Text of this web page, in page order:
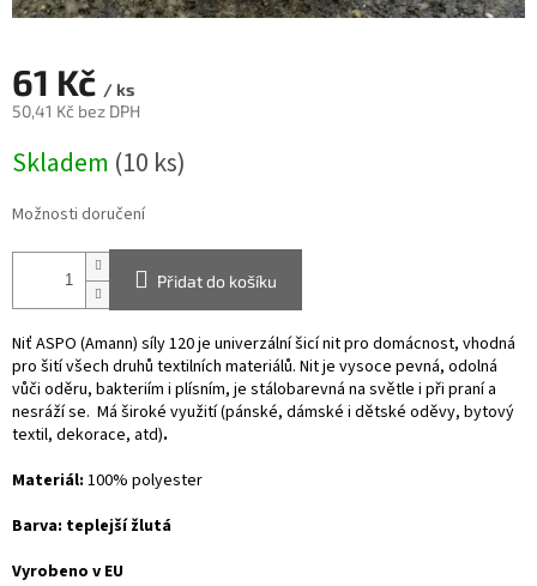
61 Kč / ks
50,41 Kč bez DPH
cena:
Skladem (10 ks)
Možnosti doručení
Přidat do košíku
Niť ASPO (Amann) síly 120 je univerzální šicí nit pro domácnost, vhodná
pro šití všech druhů textilních materiálů. Nit je vysoce pevná, odolná
vůči oděru, bakteriím i plísním, je stálobarevná na světle i při praní a
nesráží se. Má široké využití (pánské, dámské i dětské oděvy, bytový
textil, dekorace, atd).
Materiál: 100% polyester
Barva: teplejší žlutá
Vyrobeno v EU